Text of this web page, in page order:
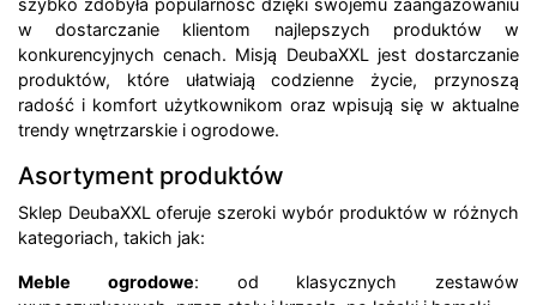
szybko zdobyła popularność dzięki swojemu zaangażowaniu
w dostarczanie klientom najlepszych produktów w
konkurencyjnych cenach. Misją DeubaXXL jest dostarczanie
produktów, które ułatwiają codzienne życie, przynoszą
radość i komfort użytkownikom oraz wpisują się w aktualne
trendy wnętrzarskie i ogrodowe.
Asortyment produktów
Sklep DeubaXXL oferuje szeroki wybór produktów w różnych
kategoriach, takich jak:
Meble ogrodowe: od klasycznych zestawów